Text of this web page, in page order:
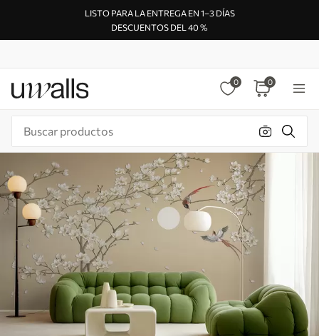
LISTO PARA LA ENTREGA EN 1–3 DÍAS
DESCUENTOS DEL 40 %
0 0